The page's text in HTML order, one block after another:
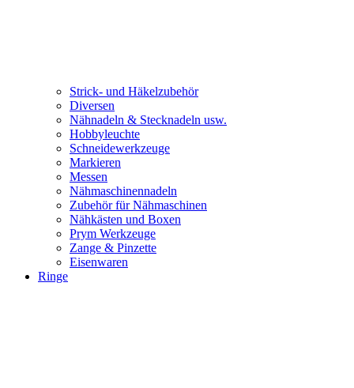
Strick- und Häkelzubehör
Diversen
Nähnadeln & Stecknadeln usw.
Hobbyleuchte
Schneidewerkzeuge
Markieren
Messen
Nähmaschinennadeln
Zubehör für Nähmaschinen
Nähkästen und Boxen
Prym Werkzeuge
Zange & Pinzette
Eisenwaren
Ringe